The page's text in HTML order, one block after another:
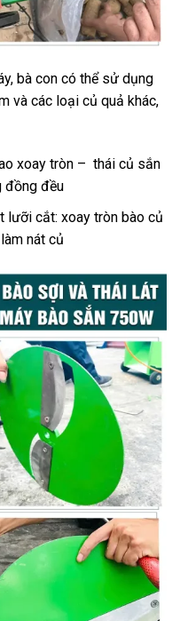
bà con có thể sử dụng
và các loại củ quả khác,
xoay tròn – thái củ sắn
đồng đều
lưỡi cắt: xoay tròn bào củ
nát củ